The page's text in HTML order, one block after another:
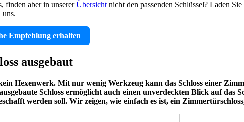
finden aber in unsererÜbersichtnicht den passenden Schlüssel? Laden
uns.
Empfehlung erhalten
ausgebaut
Hexenwerk. Mit nur wenig Werkzeug kann das Schloss einer
Schloss ermöglicht auch einen unverdeckten Blick auf
werden soll. Wir zeigen, wie einfach es ist, ein